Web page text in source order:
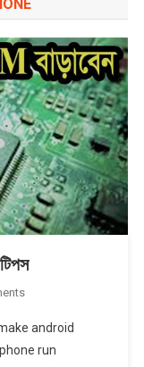
On
ফোনের
RAM
make android
run